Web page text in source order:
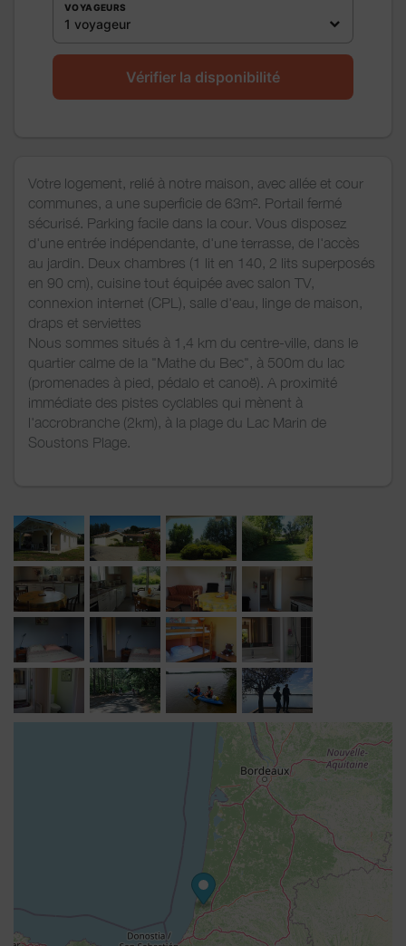
VOYAGEURS
1 voyageur
Vérifier la disponibilité
Votre logement, relié à notre maison, avec allée et cour
communes, a une superficie de 63m². Portail fermé
sécurisé. Parking facile dans la cour. Vous disposez
d'une entrée indépendante, d'une terrasse, de l'accès
au jardin. Deux chambres (1 lit en 140, 2 lits superposés
en 90 cm), cuisine tout équipée avec salon TV,
connexion internet (CPL), salle d'eau, linge de maison,
draps et serviettes
Nous sommes situés à 1,4 km du centre-ville, dans le
quartier calme de la "Mathe du Bec", à 500m du lac
(promenades à pied, pédalo et canoë). A proximité
immédiate des pistes cyclables qui mènent à
l'accrobranche (2km), à la plage du Lac Marin de
Soustons Plage.